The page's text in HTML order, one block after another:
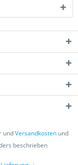
undVersandkostenund
beschrieben